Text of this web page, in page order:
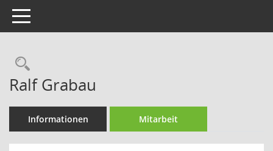
Toggle navigation
Rechercheauswahl
Ralf Grabau
Informationen Mitarbeit